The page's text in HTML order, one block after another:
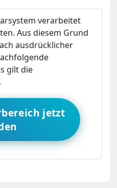
verarbeitet
Aus diesem Grund
ausdrücklicher
gilt die
.
jetzt